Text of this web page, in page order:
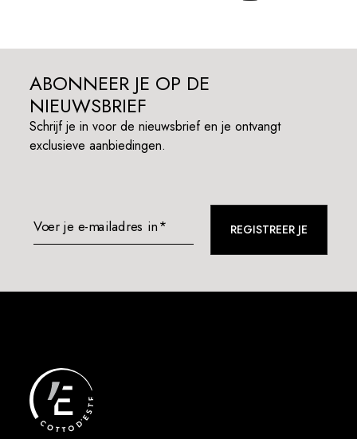
ABONNEER JE OP DE
NIEUWSBRIEF
Schrijf je in voor de nieuwsbrief en je ontvangt
exclusieve aanbiedingen.
Voer je e-mailadres in* REGISTREER JE